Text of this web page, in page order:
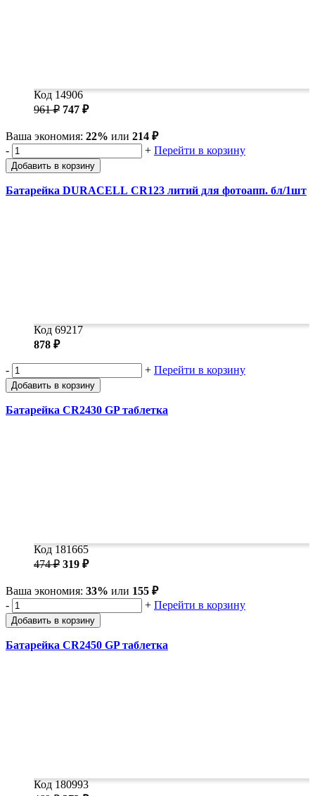
Код 14906
961 ₽ 747 ₽
Ваша экономия: 22% или 214 ₽
-
+ Перейти в корзину
Добавить в корзину
Батарейка DURACELL CR123 литий для фотоапп. бл/1шт
Код 69217
878 ₽
- + Перейти в корзину
Добавить в корзину
Батарейка CR2430 GP таблетка
Код 181665
474 ₽ 319 ₽
Ваша экономия: 33% или 155 ₽
-
+ Перейти в корзину
Добавить в корзину
Батарейка CR2450 GP таблетка
Код 180993